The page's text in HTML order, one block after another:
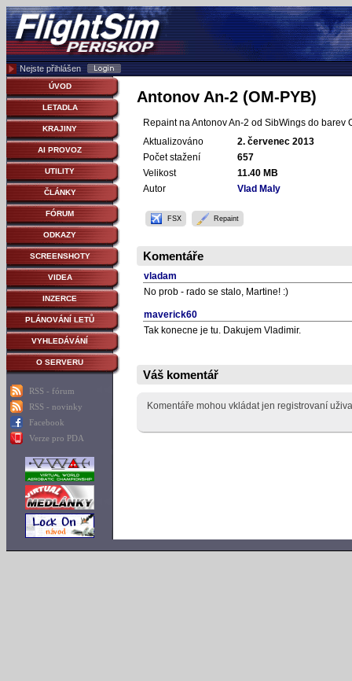
Nejste přihlášen
ÚVOD
LETADLA
KRAJINY
AI PROVOZ
UTILITY
ČLÁNKY
FÓRUM
ODKAZY
SCREENSHOTY
VIDEA
INZERCE
PLÁNOVÁNÍ LETŮ
VYHLEDÁVÁNÍ
O SERVERU
RSS - fórum
RSS - novinky
Facebook
Verze pro PDA
Antonov An-2 (OM-PYB)
Repaint na Antonov An-2 od SibWings do barev
Aktualizováno
2. červenec 2013
Počet stažení
657
Velikost
11.40 MB
Autor
Vlad Maly
FSX Repaint
Komentáře
vladam
No prob - rado se stalo, Martine! :)
maverick60
Tak konecne je tu. Dakujem Vladimir.
Váš komentář
Komentáře mohou vkládat jen registrovaní